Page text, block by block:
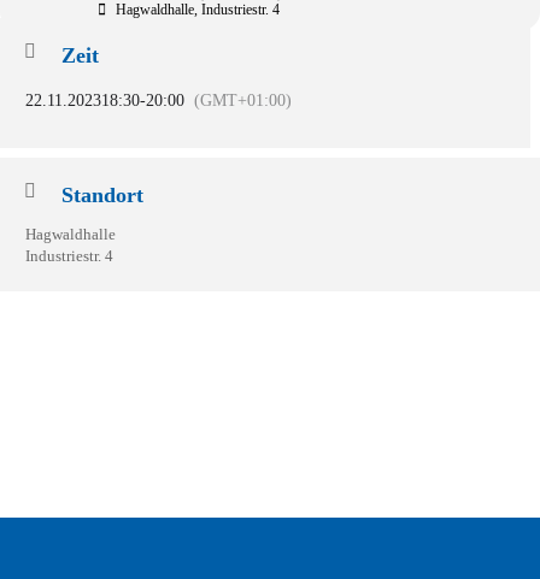
Hagwaldhalle , Industriestr. 4
Zeit
22.11.202318:30-20:00 (GMT+01:00)
Standort
Hagwaldhalle
Industriestr. 4